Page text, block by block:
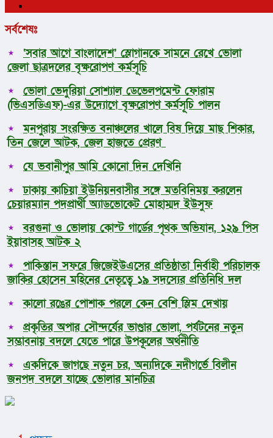
সর্বশেষঃ
‘সবার আগে বাংলাদেশ’ স্লোগানকে সামনে রেখে ভোলা
জেলা ছাত্রদলের বৃক্ষরোপণ কর্মসূচি
ভোলা ভেদুরিয়া সোশ্যাল ডেভেলপমেন্ট ফোরাম
(ভিএসডিএফ)-এর উদ্যোগে বৃক্ষরোপণ কর্মসূচি পালন
মনপুরায় সংরক্ষিত বনাঞ্চলের খালে বিষ দিয়ে মাছ শিকার,
তিন জেলে আটক, জেল হাজতে প্রেরণ
যে ভবানীপুর আমি কোনো দিন দেখিনি
ঢাকায় কাচিয়া ইউনিয়নবাসীর সঙ্গে মতবিনিময় করলেন
চেয়ারম্যান পদপ্রার্থী অ্যাডভোকেট মোহাম্মদ ইউসুফ
বরগুনা ও ভোলায় কোস্ট গার্ডের পৃথক অভিযান, ১২৯ পিস
ইয়াবাসহ আটক ২
পাকিস্তান সফরে জিজেইউএসের প্রতিষ্ঠাতা নির্বাহী পরিচালক
জাকির হোসেন মহিনের নেতৃত্বে ১৯ সদস্যের প্রতিনিধি দল
কালো রঙের পোশাক পরলে কেন বেশি স্লিম দেখায়
প্রকৃতির অপার সৌন্দর্যের ভাণ্ডার ভোলা, পর্যটনের নতুন
সম্ভাবনায় বদলে যেতে পারে উপকূলের অর্থনীতি
একদিকে জাগছে নতুন চর, অন্যদিকে নদীগর্ভে বিলীন
জনপদ বদলে যাচ্ছে ভোলার মানচিত্র